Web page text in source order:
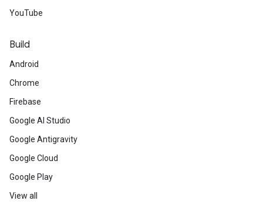
YouTube
Build
Android
Chrome
Firebase
Google AI Studio
Google Antigravity
Google Cloud
Google Play
View all